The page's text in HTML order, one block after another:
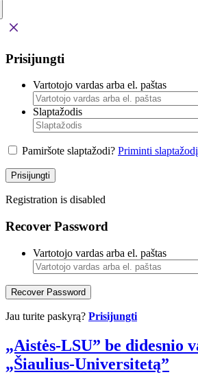
Prisijungti
Vartotojo vardas arba el. paštas
Slaptažodis
Pamiršote slaptažodi? Priminti slaptažodį
Prisijungti
Registration is disabled
Recover Password
Vartotojo vardas arba el. paštas
Recover Password
Jau turite paskyrą? Prisijungti
„Aistės-LSU” be didesnio
„Šiaulius-Universitetą”